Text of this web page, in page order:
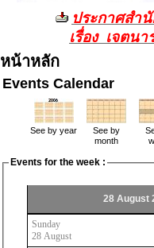
ประกาศสำ
เรื่อง เจตน
หน้าหลัก
Events Calendar
See by year
See by
month
Events for the week :
28 August
Sunday
28 August